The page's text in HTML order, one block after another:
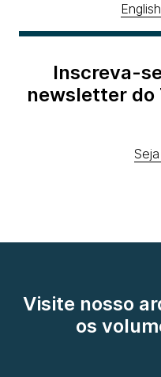
English
Inscreva-
newsletter do
Visite nosso
os